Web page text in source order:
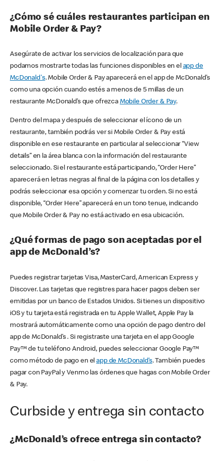
¿Cómo sé cuáles restaurantes participan en
Mobile Order & Pay?
Asegúrate de activar los servicios de localización para que
podamos mostrarte todas las funciones disponibles en el app de
McDonald's. Mobile Order & Pay aparecerá en el app de McDonald’s
como una opción cuando estés a menos de 5 millas de un
restaurante McDonald’s que ofrezca Mobile Order & Pay.
Dentro del mapa y después de seleccionar el ícono de un
restaurante, también podrás ver si Mobile Order & Pay está
disponible en ese restaurante en particular al seleccionar “View
details” en la área blanca con la información del restaurante
seleccionado. Si el restaurante está participando, “Order Here”
aparecerá en letras negras al final de la página con los detalles y
podrás seleccionar esa opción y comenzar tu orden. Si no está
disponible, “Order Here” aparecerá en un tono tenue, indicando
que Mobile Order & Pay no está activado en esa ubicación.
¿Qué formas de pago son aceptadas por el
app de McDonald’s?
Puedes registrar tarjetas Visa, MasterCard, American Express y
Discover. Las tarjetas que registres para hacer pagos deben ser
emitidas por un banco de Estados Unidos. Si tienes un dispositivo
iOS y tu tarjeta está registrada en tu Apple Wallet, Apple Pay la
mostrará automáticamente como una opción de pago dentro del
app de McDonald’s . Si registraste una tarjeta en el app Google
Pay™ de tu teléfono Android, puedes seleccionar Google Pay™
como método de pago en elapp de McDonald’s. También puedes
pagar con PayPal y Venmo las órdenes que hagas con Mobile Order
& Pay.
Curbside y entrega sin contacto
¿McDonald’s ofrece entrega sin contacto?